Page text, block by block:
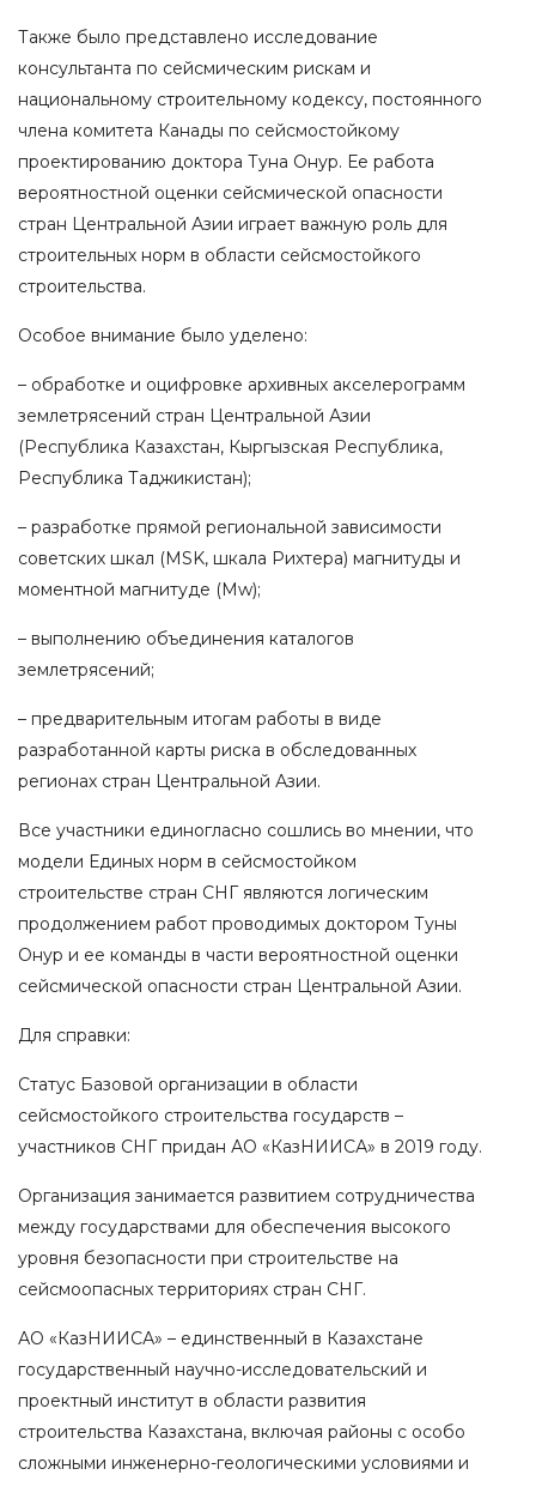
Также было представлено исследование
консультанта по сейсмическим рискам и
национальному строительному кодексу, постоянного
члена комитета Канады по сейсмостойкому
проектированию доктора Туна Онур. Ее работа
вероятностной оценки сейсмической опасности
стран Центральной Азии играет важную роль для
строительных норм в области сейсмостойкого
строительства.
Особое внимание было уделено:
– обработке и оцифровке архивных акселерограмм
землетрясений стран Центральной Азии
(Республика Казахстан, Кыргызская Республика,
Республика Таджикистан);
– разработке прямой региональной зависимости
советских шкал (MSK, шкала Рихтера) магнитуды и
моментной магнитуде (Mw);
– выполнению объединения каталогов
землетрясений;
– предварительным итогам работы в виде
разработанной карты риска в обследованных
регионах стран Центральной Азии.
Все участники единогласно сошлись во мнении, что
модели Единых норм в сейсмостойком
строительстве стран СНГ являются логическим
продолжением работ проводимых доктором Туны
Онур и ее команды в части вероятностной оценки
сейсмической опасности стран Центральной Азии.
Для справки:
Статус Базовой организации в области
сейсмостойкого строительства государств –
участников СНГ придан АО «КазНИИСА» в 2019 году.
Организация занимается развитием сотрудничества
между государствами для обеспечения высокого
уровня безопасности при строительстве на
сейсмоопасных территориях стран СНГ.
АО «КазНИИСА» – единственный в Казахстане
государственный научно-исследовательский и
проектный институт в области развития
строительства Казахстана, включая районы с особо
сложными инженерно-геологическими условиями и